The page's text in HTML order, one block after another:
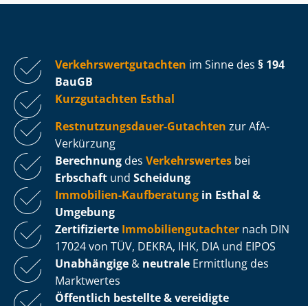
Ver­kehrs­wert­gut­ach­ten im Sinne des § 194
BauGB
Kurzgutachten Esthal
Rest­nut­zungs­dau­er-Gutachten zur AfA-
Verkürzung
Berechnung des Verkehrswertes bei
Erbschaft und Scheidung
Immobilien-Kaufberatung in Esthal &
Umgebung
Zertifizierte Im­mo­bi­li­en­gut­ach­ter nach DIN
17024 von TÜV, DEKRA, IHK, DIA und EIPOS
Unabhängige & neutrale Ermittlung des
Marktwertes
Öffentlich bestellte & vereidigte